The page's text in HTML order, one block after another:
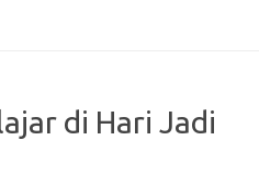
di Hari Jadi